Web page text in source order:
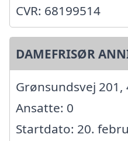
CVR: 68199514
DAMEFRISØR
Grønsundsvej 201,
Ansatte: 0
Startdato: 20.